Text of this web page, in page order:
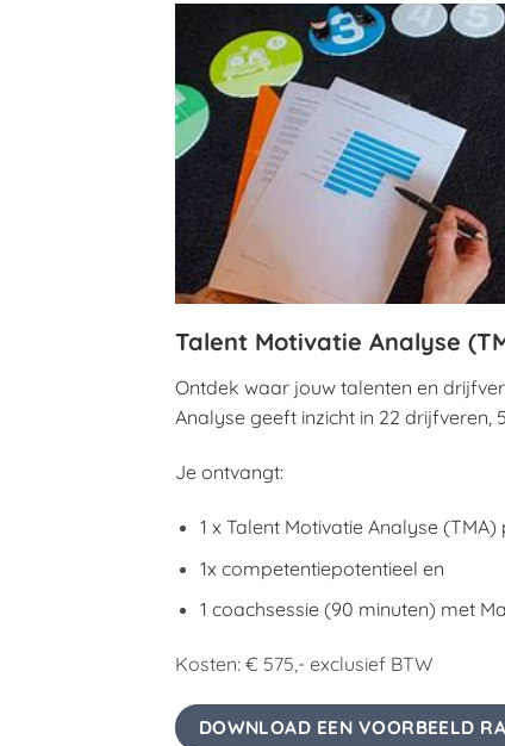
Talent Motivatie Analyse
Ontdek waar jouw talenten en
Analyse geeft inzicht in 22 drijfveren,
Je ontvangt:
1 x Talent Motivatie Analyse (TMA)
1x competentiepotentieel en
1 coachsessie (90 minuten) met
Kosten: € 575,- exclusief BTW
DOWNLOAD EEN VOORBEELD